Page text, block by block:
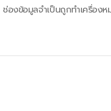
ช่องข้อมูลจำเป็นถูกทำเครื่องห